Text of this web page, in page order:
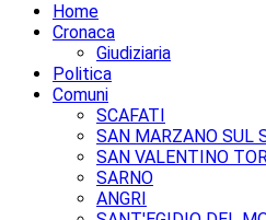
Home
Cronaca
Giudiziaria
Politica
Comuni
SCAFATI
SAN MARZANO SUL
SAN VALENTINO
SARNO
ANGRI